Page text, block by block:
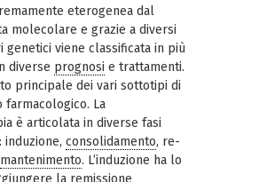
eterogenea dal
molecolare e grazie a diversi
genetici viene classificata in più
diverse prognosi e trattamenti.
principale dei vari sottotipi di
farmacologico. La
è articolata in diverse fasi
induzione, consolidamento, re-
mantenimento. L’induzione ha lo
la remissione